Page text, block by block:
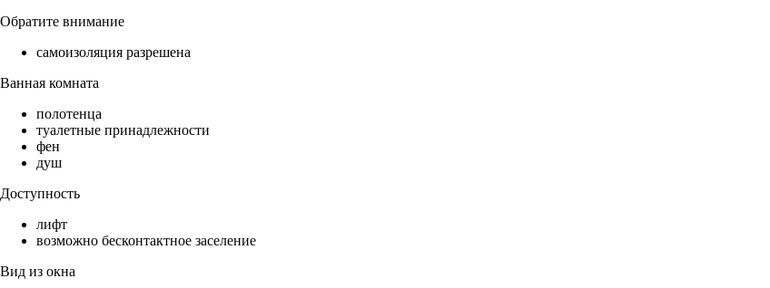
Обратите внимание
самоизоляция разрешена
Ванная комната
полотенца
туалетные принадлежности
фен
душ
Доступность
лифт
возможно бесконтактное заселение
Вид из окна